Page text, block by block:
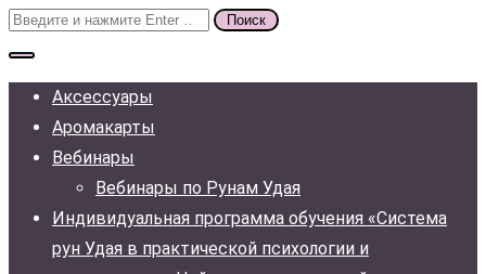
Поиск
для:
Аксессуары
Аромакарты
Вебинары
Вебинары по Рунам Удая
Индивидуальная программа обучения «Система
рун Удая в практической психологии и